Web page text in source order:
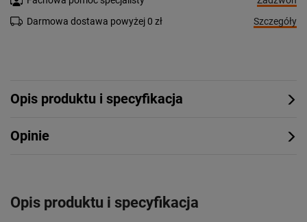
Darmowa dostawa powyżej 0 zł
Szczegóły
Opis produktu i specyfikacja
Opinie
Opis produktu i specyfikacja